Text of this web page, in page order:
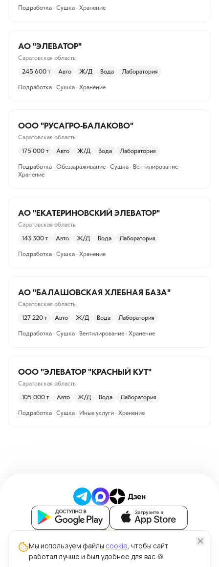
Мы используем файлы cookie, чтобы сайт
работал лучше и был удобнее для вас 🍪
Подработка · Сушка · Хранение
АО "ЭЛЕВАТОР"
Саратовская область
245 600 т Авто Ж/Д Вода Лаборатория
Подработка · Сушка · Хранение
ООО "РУСАГРО-БАЛАКОВО"
Саратовская область
175 000 т Авто Ж/Д Вода Лаборатория
Подработка · Обеззараживание · Сушка · Вентилирование ·
Хранение
АО "ЕКАТЕРИНОВСКИЙ ЭЛЕВАТОР"
Саратовская область
143 300 т Авто Ж/Д Вода Лаборатория
Подработка · Сушка · Хранение
АО "БАЛАШОВСКАЯ ХЛЕБНАЯ БАЗА"
Саратовская область
127 220 т Авто Ж/Д Вода Лаборатория
Подработка · Сушка · Вентилирование · Хранение
ООО "ЭЛЕВАТОР "КРАСНЫЙ КУТ"
Саратовская область
105 000 т Авто Ж/Д Вода Лаборатория
Подработка · Сушка · Иные услуги · Хранение
Блог
Политика обработки персональных данных